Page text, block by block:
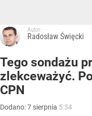
Autor:
Radosław Święcki
Tego sondażu
zlekceważyć.
CPN
Dodano:7 sierpnia 5:34